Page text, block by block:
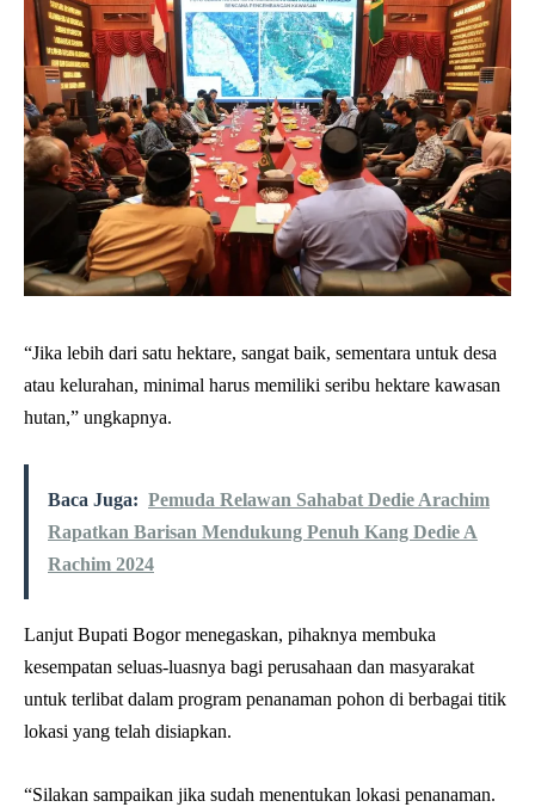
“Jika lebih dari satu hektare, sangat baik, sementara untuk desa
atau kelurahan, minimal harus memiliki seribu hektare kawasan
hutan,” ungkapnya.
Baca Juga: Pemuda Relawan Sahabat Dedie Arachim
Rapatkan Barisan Mendukung Penuh Kang Dedie A
Rachim 2024
Lanjut Bupati Bogor menegaskan, pihaknya membuka
kesempatan seluas-luasnya bagi perusahaan dan masyarakat
untuk terlibat dalam program penanaman pohon di berbagai titik
lokasi yang telah disiapkan.
“Silakan sampaikan jika sudah menentukan lokasi penanaman.